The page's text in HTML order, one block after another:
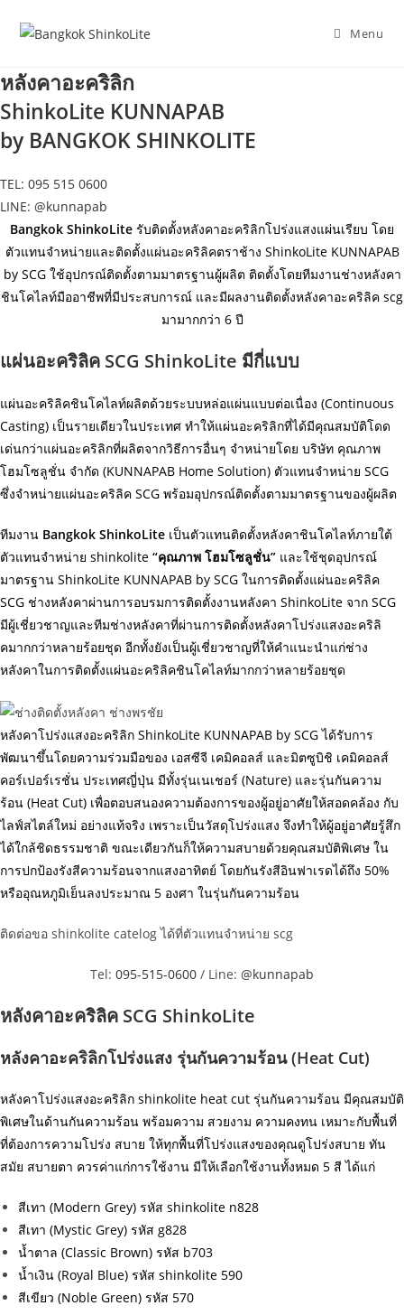
Menu
หลังคาอะคริลิก
ShinkoLite KUNNAPAB
by BANGKOK SHINKOLITE
TEL: 095 515 0600
LINE: @kunnapab
Bangkok ShinkoLite รับติดตั้งหลังคาอะคริลิกโปร่งแสงแผ่นเรียบ โดย
ตัวแทนจำหน่ายและติดตั้งแผ่นอะคริลิคตราช้าง ShinkoLite KUNNAPAB
by SCG ใช้อุปกรณ์ติดตั้งตามมาตรฐานผู้ผลิต ติดตั้งโดยทีมงานช่างหลังคา
ชินโคไลท์มืออาชีพที่มีประสบการณ์ และมีผลงานติดตั้งหลังคาอะคริลิค scg
มามากกว่า 6 ปี
แผ่นอะคริลิค SCG ShinkoLite มีกี่แบบ
แผ่นอะคริลิคชินโคไลท์ผลิตด้วยระบบหล่อแผ่นแบบต่อเนื่อง (Continuous
Casting) เป็นรายเดียวในประเทศ ทำให้แผ่นอะคริลิกที่ได้มีคุณสมบัติโดด
เด่นกว่าแผ่นอะคริลิกที่ผลิตจากวิธีการอื่นๆ จำหน่ายโดย บริษัท คุณภาพ
โฮมโซลูชั่น จำกัด (KUNNAPAB Home Solution) ตัวแทนจำหน่าย SCG
ซึ่งจำหน่ายแผ่นอะคริลิค SCG พร้อมอุปกรณ์ติดตั้งตามมาตรฐานของผู้ผลิต
ทีมงาน Bangkok ShinkoLite เป็นตัวแทนติดตั้งหลังคาชินโคไลท์ภายใต้
ตัวแทนจำหน่าย shinkolite “คุณภาพ โฮมโซลูชั่น” และใช้ชุดอุปกรณ์
มาตรฐาน ShinkoLite KUNNAPAB by SCG ในการติดตั้งแผ่นอะคริลิค
SCG ช่างหลังคาผ่านการอบรมการติดตั้งงานหลังคา ShinkoLite จาก SCG
มีผู้เชี่ยวชาญและทีมช่างหลังคาที่ผ่านการติดตั้งหลังคาโปร่งแสงอะคริลิ
คมากกว่าหลายร้อยชุด อีกทั้งยังเป็นผู้เชี่ยวชาญที่ให้คำแนะนำแก่ช่าง
หลังคาในการติดตั้งแผ่นอะคริลิคชินโคไลท์มากกว่าหลายร้อยชุด
หลังคาโปร่งแสงอะคริลิก ShinkoLite KUNNAPAB by SCG ได้รับการ
พัฒนาขึ้นโดยความร่วมมือของ เอสซีจี เคมิคอลส์ และมิตซูบิชิ เคมิคอลส์
คอร์เปอร์เรชั่น ประเทศญี่ปุ่น มีทั้งรุ่นเนเชอร์ (Nature) และรุ่นกันความ
ร้อน (Heat Cut) เพื่อตอบสนองความต้องการของผู้อยู่อาศัยให้สอดคล้อง กับ
ไลฟ์สไตล์ใหม่ อย่างแท้จริง เพราะเป็นวัสดุโปร่งแสง จึงทำให้ผู้อยู่อาศัยรู้สึก
ได้ใกล้ชิดธรรมชาติ ขณะเดียวกันก็ให้ความสบายด้วยคุณสมบัติพิเศษ ใน
การปกป้องรังสีความร้อนจากแสงอาทิตย์ โดยกันรังสีอินฟาเรดได้ถึง 50%
หรืออุณหภูมิเย็นลงประมาณ 5 องศา ในรุ่นกันความร้อน
ติดต่อขอ shinkolite catelog ได้ที่ตัวแทนจำหน่าย scg
Tel: 095-515-0600 / Line: @kunnapab
หลังคาอะคริลิค SCG ShinkoLite
หลังคาอะคริลิกโปร่งแสง รุ่นกันความร้อน (Heat Cut)
หลังคาโปร่งแสงอะคริลิก shinkolite heat cut รุ่นกันความร้อน มีคุณสมบัติ
พิเศษในด้านกันความร้อน พร้อมความ สวยงาม ความคงทน เหมาะกับพื้นที่
ที่ต้องการความโปร่ง สบาย ให้ทุกพื้นที่โปร่งแสงของคุณดูโปร่งสบาย ทัน
สมัย สบายตา ควรค่าแก่การใช้งาน มีให้เลือกใช้งานทั้งหมด 5 สี ได้แก่
สีเทา (Modern Grey) รหัส shinkolite n828
สีเทา (Mystic Grey) รหัส g828
น้ำตาล (Classic Brown) รหัส b703
น้ำเงิน (Royal Blue) รหัส shinkolite 590
สีเขียว (Noble Green) รหัส 570